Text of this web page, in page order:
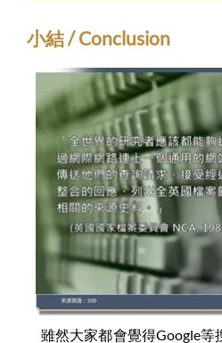
小結 / Conclusion
雖然大家都會覺得Google等